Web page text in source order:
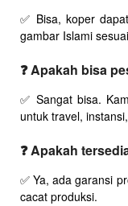
✅ Bisa, koper
gambar Islami
❓ Apakah bisa
✅ Sangat bisa.
untuk travel,
❓ Apakah
✅ Ya, ada garansi
cacat produksi.